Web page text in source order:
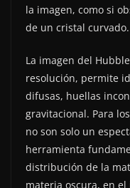
la imagen, como si
de un cristal curvado.
La imagen del
resolución, permite
difusas, huellas
gravitacional. Para
no son solo un
herramienta
distribución de la
materia oscura, en